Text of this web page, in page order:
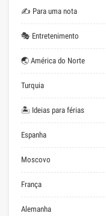
✍ Para uma nota
🎭 Entretenimento
🌏 América do Norte
Turquia
🏝 Ideias para férias
Espanha
Moscovo
França
Alemanha